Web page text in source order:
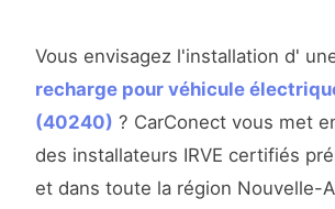
Vous envisagez l'installation d'
recharge pour véhicule
(40240) ? CarConect vous met
des installateurs IRVE certifiés
et dans toute la région Nouvelle-